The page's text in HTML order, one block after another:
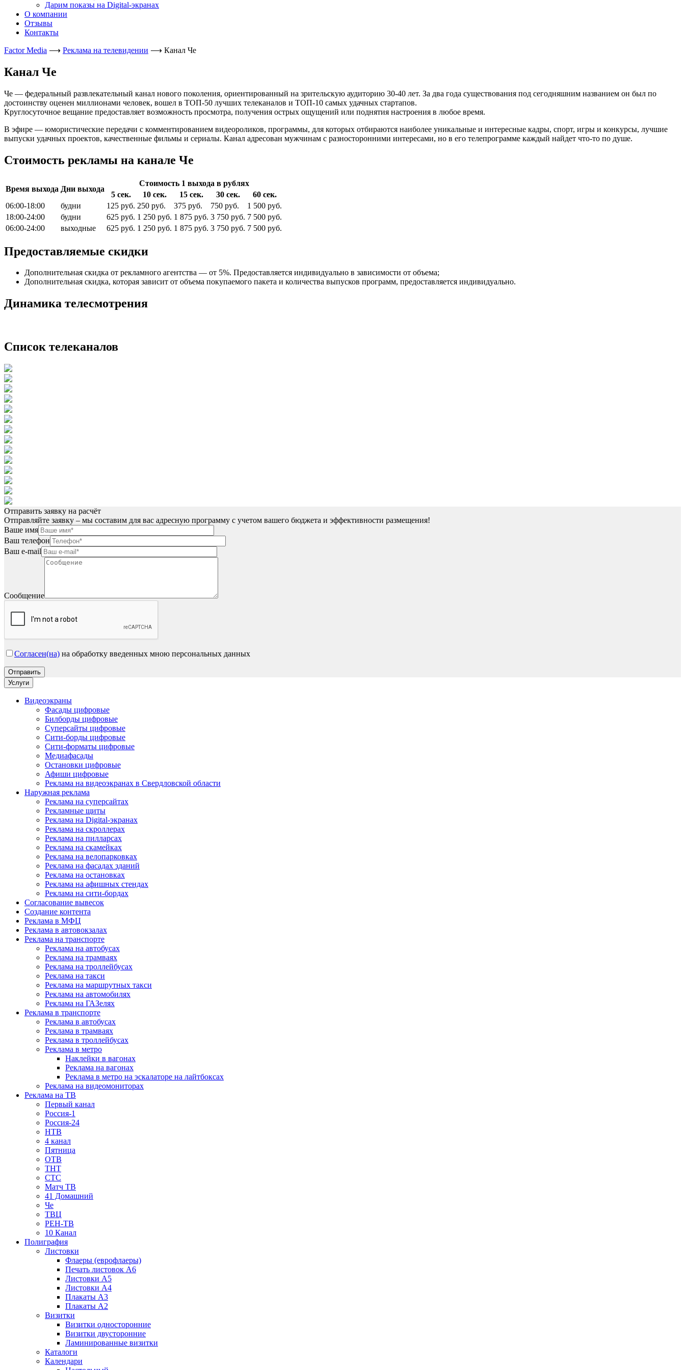
Дарим показы на Digital-экранах
О компании
Отзывы
Контакты
Factor Media ⟶ Реклама на телевидении ⟶ Канал Че
Канал Че
Че — федеральный развлекательный канал нового поколения, ориентированный на зрительскую аудиторию 30-40 лет. За два года существования под сегодняшним названием он был по
достоинству оценен миллионами человек, вошел в ТОП-50 лучших телеканалов и ТОП-10 самых удачных стартапов.
Круглосуточное вещание предоставляет возможность просмотра, получения острых ощущений или поднятия настроения в любое время.
В эфире — юмористические передачи с комментированием видеороликов, программы, для которых отбираются наиболее уникальные и интересные кадры, спорт, игры и конкурсы, лучшие
выпуски удачных проектов, качественные фильмы и сериалы. Канал адресован мужчинам с разносторонними интересами, но в его телепрограмме каждый найдет что-то по душе.
Стоимость рекламы на канале Че
Время выхода Дни выхода
Стоимость 1 выхода в рублях
5 сек.
10 сек. 15 сек. 30 сек.
60 сек.
06:00-18:00
будни 125 руб. 250 руб. 375 руб. 750 руб.
1 500 руб.
18:00-24:00
будни 625 руб. 1 250 руб. 1 875 руб. 3 750 руб. 7 500 руб.
06:00-24:00
выходные 625 руб. 1 250 руб. 1 875 руб. 3 750 руб. 7 500 руб.
Предоставляемые скидки
Дополнительная скидка от рекламного агентства — от 5%. Предоставляется индивидуально в зависимости от объема;
Дополнительная скидка, которая зависит от объема покупаемого пакета и количества выпусков программ, предоставляется индивидуально.
Динамика телесмотрения
Список телеканалов
Отправить заявку на расчёт
Отправляйте заявку – мы составим для вас адресную программу с учетом вашего бюджета и эффективности размещения!
Ваше имя
Ваш телефон
Ваш e-mail
Сообщение
Согласен(на) на обработку введенных мною персональных данных
Услуги
Видеоэкраны
Фасады цифровые
Билборды цифровые
Суперсайты цифровые
Сити-борды цифровые
Сити-форматы цифровые
Медиафасады
Остановки цифровые
Афиши цифровые
Реклама на видеоэкранах в Свердловской области
Наружная реклама
Реклама на суперсайтах
Рекламные щиты
Реклама на Digital-экранах
Реклама на скроллерах
Реклама на пилларсах
Реклама на скамейках
Реклама на велопарковках
Реклама на фасадах зданий
Реклама на остановках
Реклама на афишных стендах
Реклама на сити-бордах
Согласование вывесок
Создание контента
Реклама в МФЦ
Реклама в автовокзалах
Реклама на транспорте
Реклама на автобусах
Реклама на трамваях
Реклама на троллейбусах
Реклама на такси
Реклама на маршрутных такси
Реклама на автомобилях
Реклама на ГАЗелях
Реклама в транспорте
Реклама в автобусах
Реклама в трамваях
Реклама в троллейбусах
Реклама в метро
Наклейки в вагонах
Реклама на вагонах
Реклама в метро на эскалаторе на лайтбоксах
Реклама на видеомониторах
Реклама на ТВ
Первый канал
Россия-1
Россия-24
НТВ
4 канал
Пятница
ОТВ
ТНТ
СТС
Матч ТВ
41 Домашний
Че
ТВЦ
РЕН-ТВ
10 Канал
Полиграфия
Листовки
Флаеры (еврофлаеры)
Печать листовок А6
Листовки А5
Листовки А4
Плакаты А3
Плакаты А2
Визитки
Визитки односторонние
Визитки двусторонние
Ламинированные визитки
Каталоги
Календари